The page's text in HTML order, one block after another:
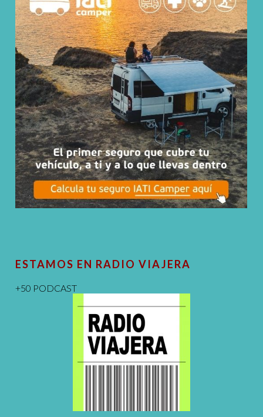
ESTAMOS EN RADIO VIAJERA
+50 PODCAST